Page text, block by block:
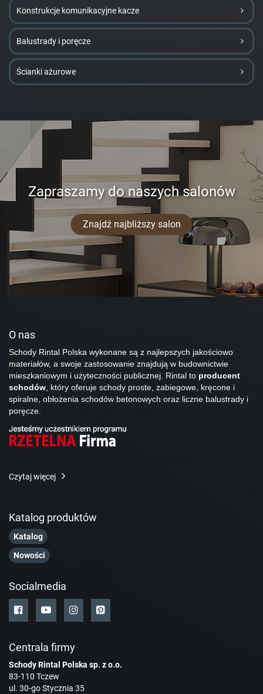
Konstrukcje komunikacyjne kacze
Balustrady i poręcze
Ścianki ażurowe
Zapraszamy do naszych salonów
Znajdź najbliższy salon
O nas
Schody Rintal Polska wykonane są z najlepszych jakościowo
materiałów, a swoje zastosowanie znajdują w budownictwie
mieszkaniowym i użyteczności publicznej. Rintal to producent
schodów, który oferuje schody proste, zabiegowe, kręcone i
spiralne, obłożenia schodów betonowych oraz liczne balustrady i
poręcze.
Czytaj więcej
Katalog produktów
Katalog
Nowości
Socialmedia
Centrala firmy
Schody Rintal Polska sp. z o.o.
83-110 Tczew
ul. 30-go Stycznia 35